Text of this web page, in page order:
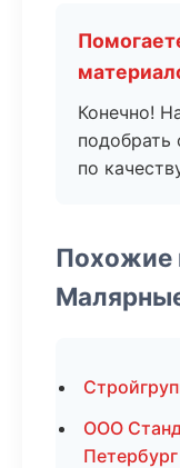
Конечно!
подобрать
по
Похожие
ООО
Петербург